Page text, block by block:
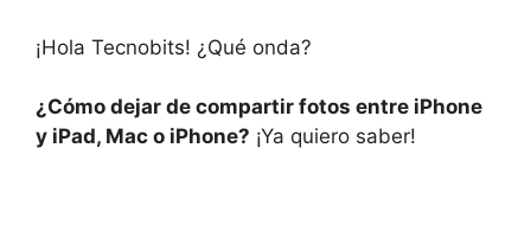
¡Hola Tecnobits! ¿Qué onda?
¿Cómo dejar de compartir fotos ⁢entre iPhone
y iPad, Mac o iPhone? ¡Ya​ quiero saber!